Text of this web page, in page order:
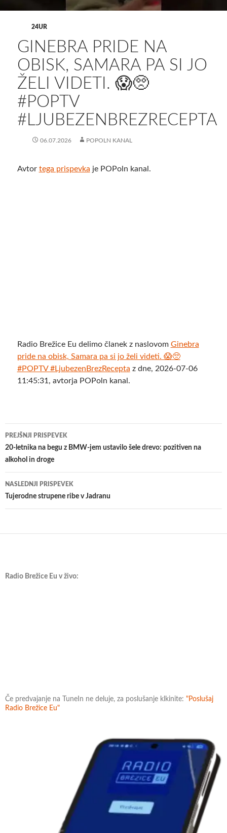
24UR
GINEBRA PRIDE NA
OBISK, SAMARA PA SI JO
ŽELI VIDETI. 😱🥺
#POPTV
#LJUBEZENBREZRECEPTA
06.07.2026 POPOLN KANAL
Avtor tega prispevka je POPoln kanal.
Radio Brežice Eu delimo članek z naslovom Ginebra
pride na obisk, Samara pa si jo želi videti. 😱🥺
#POPTV #LjubezenBrezRecepta z dne, 2026-07-06
11:45:31, avtorja POPoln kanal.
Krmarjenje
po
prispevkih
PREJŠNJI PRISPEVEK
20-letnika na begu z BMW-jem ustavilo šele drevo: pozitiven na
alkohol in droge
NASLEDNJI PRISPEVEK
Tujerodne strupene ribe v Jadranu
Radio Brežice Eu v živo:
Če predvajanje na TuneIn ne deluje, za poslušanje klkinite: "Poslušaj
Radio Brežice Eu"